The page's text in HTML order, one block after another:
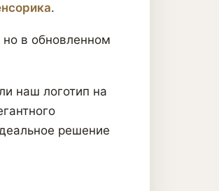
.
в обновленном
наш логотип на
решение